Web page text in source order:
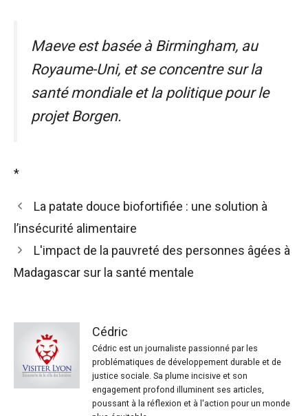
Maeve est basée à Birmingham, au
Royaume-Uni, et se concentre sur la
santé mondiale et la politique pour le
projet Borgen.
*
La patate douce biofortifiée : une solution à
l’insécurité alimentaire
L'impact de la pauvreté des personnes âgées à
Madagascar sur la santé mentale
Cédric
Cédric est un journaliste passionné par les
problématiques de développement durable et de
justice sociale. Sa plume incisive et son
engagement profond illuminent ses articles,
poussant à la réflexion et à l'action pour un monde